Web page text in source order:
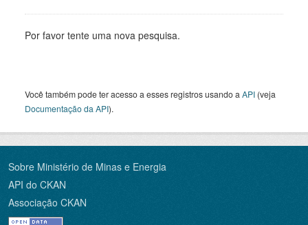
Por favor tente uma nova pesquisa.
Você também pode ter acesso a esses registros usando a API (veja
Documentação da API).
Sobre Ministério de Minas e Energia
API do CKAN
Associação CKAN